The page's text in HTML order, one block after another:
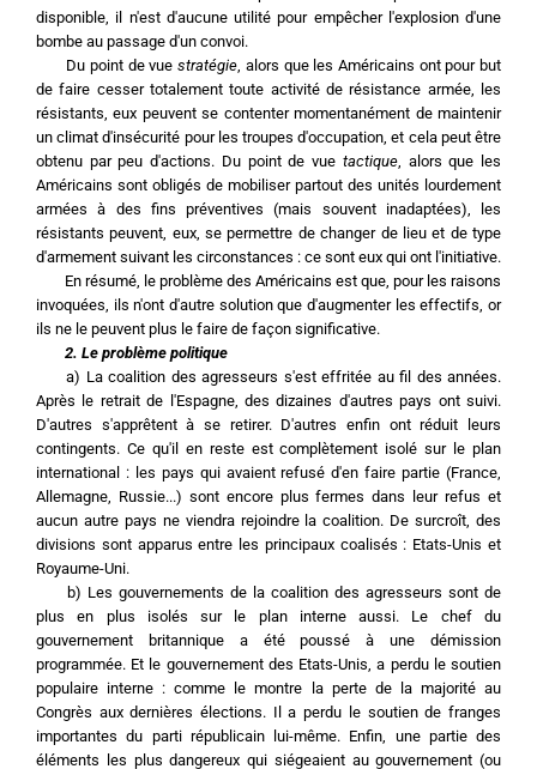
disponible, il n'est d'aucune utilité pour empêcher l'explosion d'une
bombe au passage d'un convoi.
Du point de vue stratégie, alors que les Américains ont pour but
de faire cesser totalement toute activité de résistance armée, les
résistants, eux peuvent se contenter momentanément de maintenir
un climat d'insécurité pour les troupes d'occupation, et cela peut être
obtenu par peu d'actions. Du point de vue tactique, alors que les
Américains sont obligés de mobiliser partout des unités lourdement
armées à des fins préventives (mais souvent inadaptées), les
résistants peuvent, eux, se permettre de changer de lieu et de type
d'armement suivant les circonstances : ce sont eux qui ont l'initiative.
invoquées, ils n'ont d'autre solution que d'augmenter les effectifs, or
ils ne le peuvent plus le faire de façon significative.
2. Le problème politique
	a) La coalition des agresseurs s'est effritée au fil des années.
Après le retrait de l'Espagne, des dizaines d'autres pays ont suivi.
D'autres s'apprêtent à se retirer. D'autres enfin ont réduit leurs
contingents. Ce qu'il en reste est complètement isolé sur le plan
international : les pays qui avaient refusé d'en faire partie (France,
Allemagne, Russie...) sont encore plus fermes dans leur refus et
aucun autre pays ne viendra rejoindre la coalition. De surcroît, des
divisions sont apparus entre les principaux coalisés : Etats-Unis et
Royaume-Uni.
plus en plus isolés sur le plan interne aussi. Le chef du
gouvernement britannique a été poussé à une démission
programmée. Et le gouvernement des Etats-Unis, a perdu le soutien
populaire interne : comme le montre la perte de la majorité au
Congrès aux dernières élections. Il a perdu le soutien de franges
importantes du parti républicain lui-même. Enfin, une partie des
éléments les plus dangereux qui siégeaient au gouvernement (ou